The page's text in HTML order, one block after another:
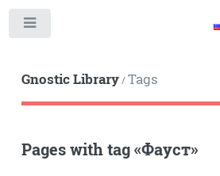
Gnostic Library/Tags
Pages with tag«Фауст»